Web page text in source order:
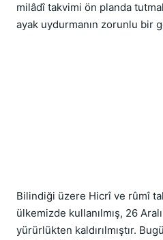
milâdî takvimi ön planda
ayak uydurmanın zorunlu bir
Bilindiği üzere Hicrî ve rûmî
ülkemizde kullanılmış, 26
yürürlükten kaldırılmıştır.